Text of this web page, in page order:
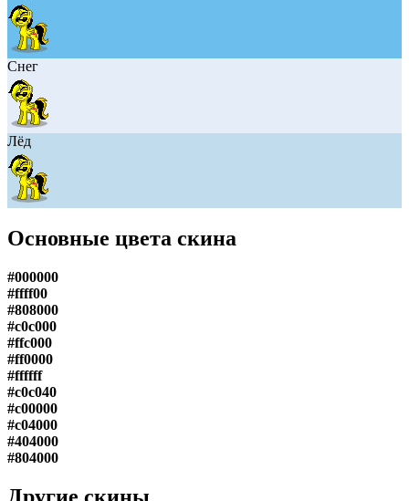
Снег
Лёд
Основные цвета скина
#000000
#ffff00
#808000
#c0c000
#ffc000
#ff0000
#ffffff
#c0c040
#c00000
#c04000
#404000
#804000
Другие скины